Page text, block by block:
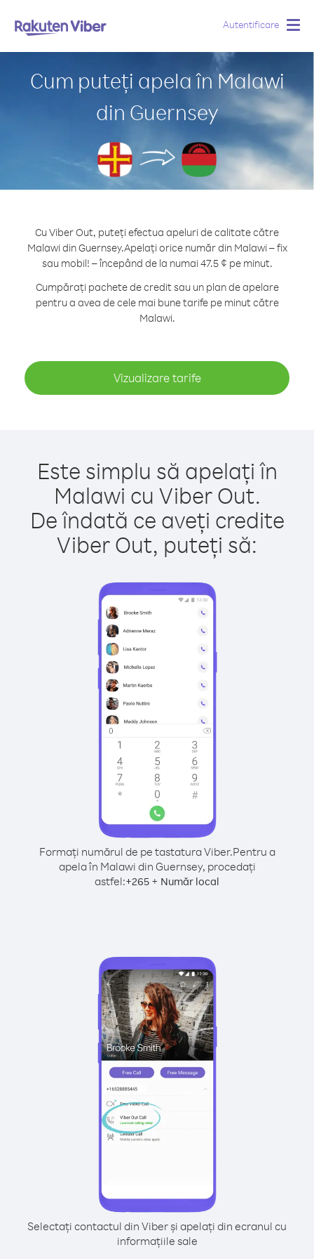
Autentificare
Cum puteți apela în Malawi
din Guernsey
Cu Viber Out, puteți efectua apeluri de calitate către
Malawi din Guernsey.Apelați orice număr din Malawi – fix
sau mobil! – începând de la numai 47.5 ¢ pe minut.
Cumpărați pachete de credit sau un plan de apelare
pentru a avea de cele mai bune tarife pe minut către
Malawi.
Vizualizare tarife
Este simplu să apelați în
Malawi cu Viber Out.
De îndată ce aveți credite
Viber Out, puteți să:
Formați numărul de pe tastatura Viber.Pentru a
apela în Malawi din Guernsey, procedați
astfel:+265 + Număr local
Selectați contactul din Viber și apelați din ecranul cu
informațiile sale